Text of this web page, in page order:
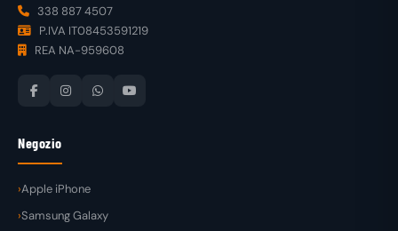
338 887 4507
P.IVA IT08453591219
REA NA-959608
Negozio
Apple iPhone
Samsung Galaxy